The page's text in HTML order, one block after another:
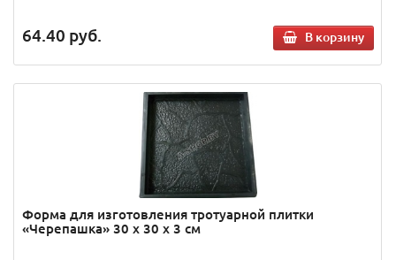
64.40 руб. В корзину
Форма для изготовления тротуарной плитки
«Черепашка» 30 х 30 х 3 см